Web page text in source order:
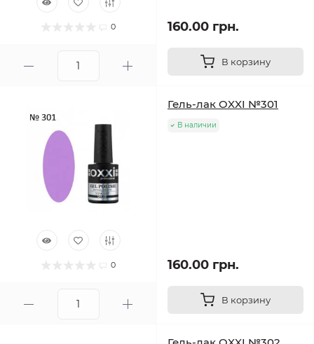
0 160.00 грн.
В корзину
0
Гель-лак OXXI №301
В наличии
160.00 грн.
В корзину